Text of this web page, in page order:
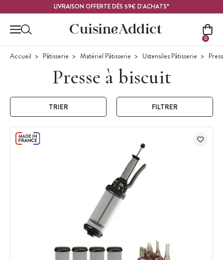
LIVRAISON OFFERTE DÈS 59€ D'ACHATS*
0
Accueil Pâtisserie Matériel Pâtisserie Ustensiles Pâtisserie
Presse à biscuit
TRIER FILTRER